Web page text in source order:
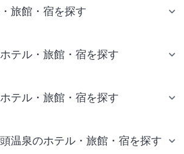
旅館・宿を探す
テル・旅館・宿を探す
テル・旅館・宿を探す
温泉のホテル・旅館・宿を探す